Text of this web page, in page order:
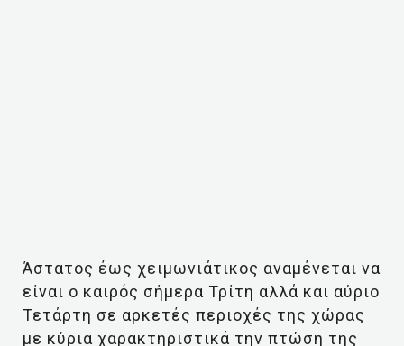
Άστατος έως χειμωνιάτικος αναμένεται να
είναι ο καιρός σήμερα Τρίτη αλλά και αύριο
Τετάρτη σε αρκετές περιοχές της χώρας
με κύρια χαρακτηριστικά την πτώση της